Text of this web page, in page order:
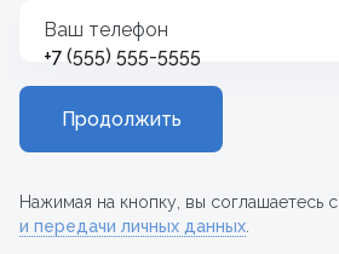
Ваш телефон
+7
Продолжить
Нажимая на кнопку, вы соглашаетесь с
и передачи личных данных